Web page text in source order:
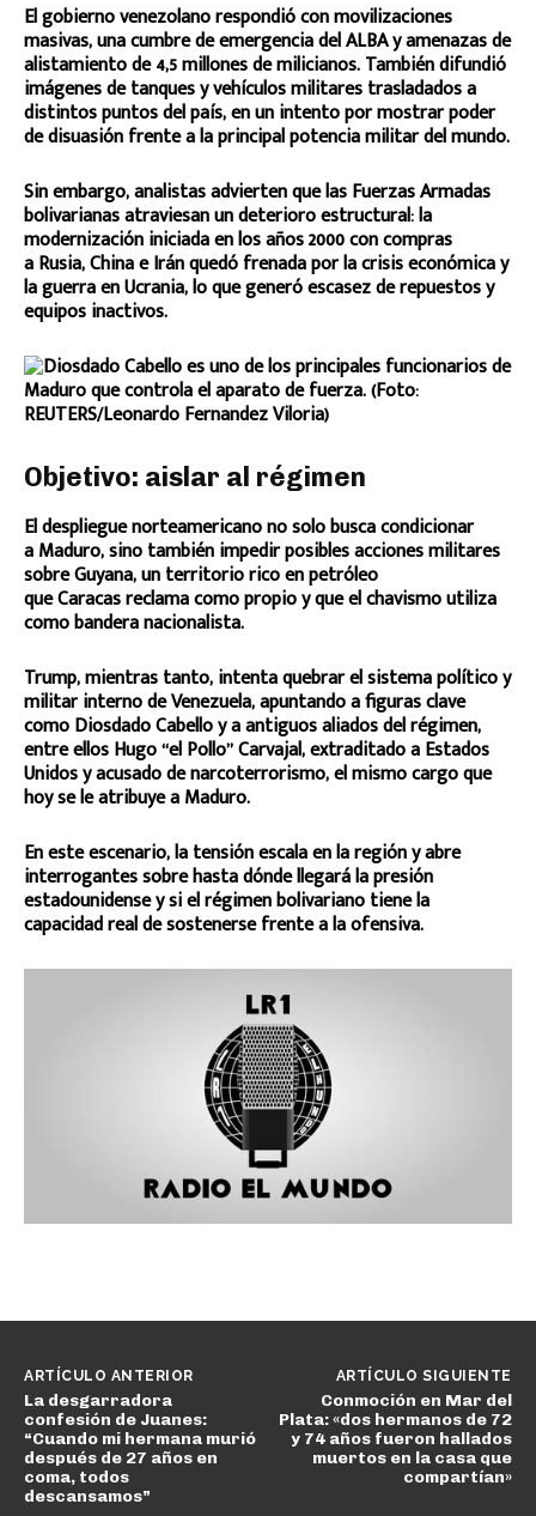
El gobierno venezolano respondió con movilizaciones
masivas, una cumbre de emergencia del ALBA y amenazas de
alistamiento de 4,5 millones de milicianos. También difundió
imágenes de tanques y vehículos militares trasladados a
distintos puntos del país, en un intento por mostrar poder
de disuasión frente a la principal potencia militar del mundo.
Sin embargo, analistas advierten que las Fuerzas Armadas
bolivarianas atraviesan un deterioro estructural: la
modernización iniciada en los años 2000 con compras
a Rusia, China e Irán quedó frenada por la crisis económica y
la guerra en Ucrania, lo que generó escasez de repuestos y
equipos inactivos.
Objetivo: aislar al régimen
El despliegue norteamericano no solo busca condicionar
a Maduro, sino también impedir posibles acciones militares
sobre Guyana, un territorio rico en petróleo
que Caracas reclama como propio y que el chavismo utiliza
como bandera nacionalista.
Trump, mientras tanto, intenta quebrar el sistema político y
militar interno de Venezuela, apuntando a figuras clave
como Diosdado Cabello y a antiguos aliados del régimen,
entre ellos Hugo “el Pollo” Carvajal, extraditado a Estados
Unidos y acusado de narcoterrorismo, el mismo cargo que
hoy se le atribuye a Maduro.
En este escenario, la tensión escala en la región y abre
interrogantes sobre hasta dónde llegará la presión
estadounidense y si el régimen bolivariano tiene la
capacidad real de sostenerse frente a la ofensiva.
ARTÍCULO ANTERIOR
La desgarradora
confesión de Juanes:
“Cuando mi hermana murió
después de 27 años en
coma, todos
descansamos”
ARTÍCULO SIGUIENTE
Conmoción en Mar del
Plata: «dos hermanos de 72
y 74 años fueron hallados
muertos en la casa que
compartían»